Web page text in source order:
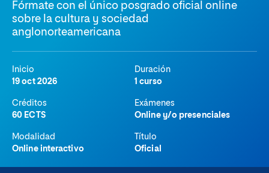
Fórmate con el único posgrado oficial online
sobre la cultura y sociedad
anglonorteamericana
Inicio
19 oct 2026
Duración
1 curso
Créditos
60 ECTS
Exámenes
Online y/o presenciales
Modalidad
Online interactivo
Título
Oficial